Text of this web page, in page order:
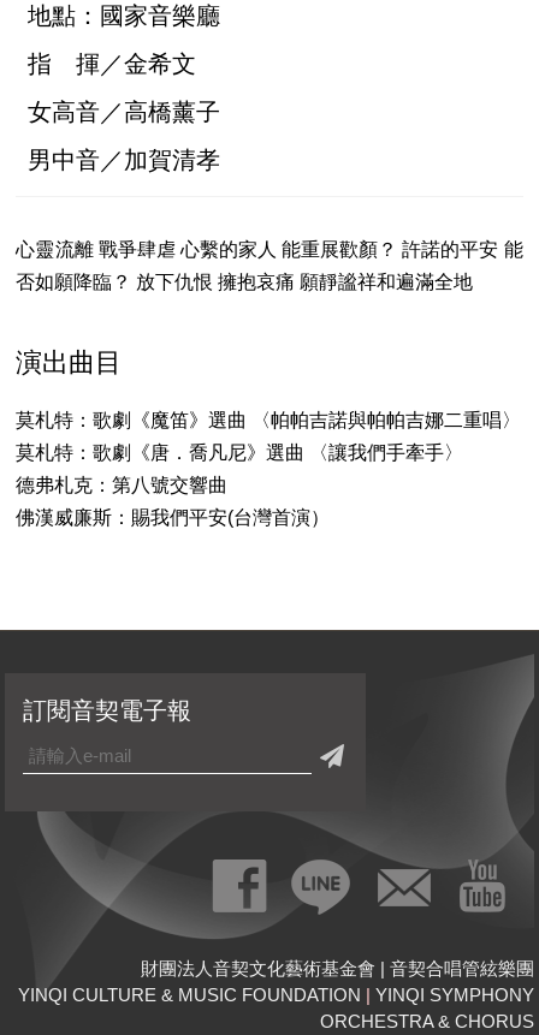
地點：國家音樂廳
指 揮／金希文
女高音／高橋薰子
男中音／加賀清孝
心靈流離 戰爭肆虐 心繫的家人 能重展歡顏？ 許諾的平安 能
否如願降臨？ 放下仇恨 擁抱哀痛 願靜謐祥和遍滿全地
演出曲目
莫札特：歌劇《魔笛》選曲 〈帕帕吉諾與帕帕吉娜二重唱〉
莫札特：歌劇《唐．喬凡尼》選曲 〈讓我們手牽手〉
德弗札克：第八號交響曲
佛漢威廉斯：賜我們平安(台灣首演）
財團法人音契文化藝術基金會 | 音契合唱管絃樂團
YINQI CULTURE & MUSIC FOUNDATION | YINQI SYMPHONY
ORCHESTRA & CHORUS
訂閱音契電子報